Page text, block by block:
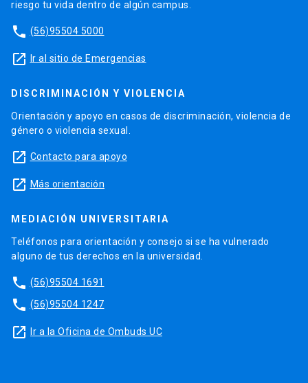
riesgo tu vida dentro de algún campus.
phone (56)95504 5000
launch Ir al sitio de Emergencias
DISCRIMINACIÓN Y VIOLENCIA
Orientación y apoyo en casos de discriminación, violencia de
género o violencia sexual.
launch Contacto para apoyo
launch Más orientación
MEDIACIÓN UNIVERSITARIA
Teléfonos para orientación y consejo si se ha vulnerado
alguno de tus derechos en la universidad.
phone (56)95504 1691
phone (56)95504 1247
launch Ir a la Oficina de Ombuds UC